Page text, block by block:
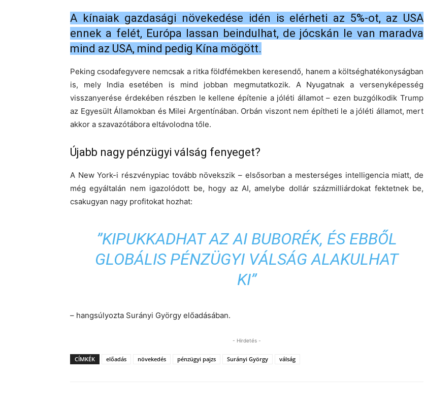
A kínaiak gazdasági növekedése idén is elérheti az 5%-ot, az USA
ennek a felét, Európa lassan beindulhat, de jócskán le van maradva
mind az USA, mind pedig Kína mögött.
Peking csodafegyvere nemcsak a ritka földfémekben keresendő, hanem a költséghatékonyságban
is, mely India esetében is mind jobban megmutatkozik. A Nyugatnak a versenyképesség
visszanyerése érdekében részben le kellene építenie a jóléti államot – ezen buzgólkodik Trump
az Egyesült Államokban és Milei Argentínában. Orbán viszont nem építheti le a jóléti államot, mert
akkor a szavazótábora eltávolodna tőle.
Újabb nagy pénzügyi válság fenyeget?
A New York-i részvénypiac tovább növekszik – elsősorban a mesterséges intelligencia miatt, de
még egyáltalán nem igazolódott be, hogy az AI, amelybe dollár százmilliárdokat fektetnek be,
csakugyan nagy profitokat hozhat:
”KIPUKKADHAT AZ AI BUBORÉK, ÉS EBBŐL
GLOBÁLIS PÉNZÜGYI VÁLSÁG ALAKULHAT
KI”
– hangsúlyozta Surányi György előadásában.
- Hirdetés -
CÍMKÉK előadás növekedés pénzügyi pajzs Surányi György válság